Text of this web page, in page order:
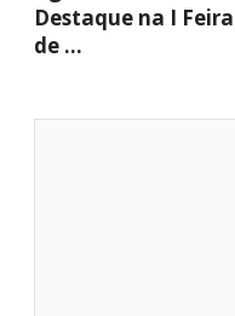
Destaque na I Feira
de ...